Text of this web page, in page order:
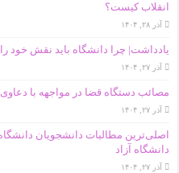
انقلاب کیست؟
آذر ۲۸, ۱۴۰۴
یادداشت| چرا دانشگاه باید نقش خود را
آذر ۲۷, ۱۴۰۴
مصائب دستگاه قضا در مواجهه با
آذر ۲۷, ۱۴۰۴
اصلی‌ترین مطالبات دانشجویان
دانشگاه آز‌اد
آذر ۲۷, ۱۴۰۴